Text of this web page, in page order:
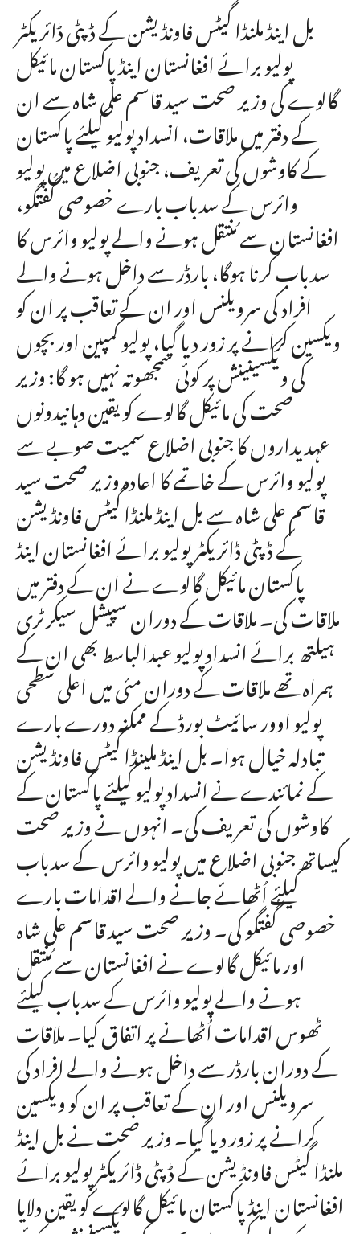
بل اینڈ ملنڈا گیٹس فاونڈیشن کے ڈپٹی ڈائریکٹر
پولیو برائے افغانستان اینڈ پاکستان مائیکل
گالوے کی وزیر صحت سید قاسم علی شاہ سے ان
کے دفتر میں ملاقات، انسداد پولیو کیلئے پاکستان
کے کاوشوں کی تعریف، جنوبی اضلاع میں پولیو
وائرس کے سدباب بارے خصوصی گُفتگو،
افغانستان سے مُنتقل ہونے والے پولیو وائرس کا
سدباب کرنا ہوگا، بارڈر سے داخل ہونے والے
افراد کی سرویلنس اور ان کے تعاقب پر ان کو
ویکسین کرانے پر زور دیا گیا، پولیو کمپین اور بچوں
کی ویکسینینش پر کوئی سمجھوتہ نہیں ہو گا: وزیر
صحت کی مائیکل گالوے کو یقین دہانیدونوں
عہدیداروں کا جنوبی اضلاع سمیت صوبے سے
پولیو وائرس کے خاتمے کا اعادہ وزیر صحت سید
قاسم علی شاہ سے بل اینڈ ملنڈا گیٹس فاونڈیشن
کے ڈپٹی ڈائریکٹر پولیو برائے افغانستان اینڈ
پاکستان مائیکل گالوے نے ان کے دفتر میں
ملاقات کی۔ ملاقات کے دوران سپیشل سیکرٹری
ہیلتھ برائے انسداد پولیو عبدالباسط بھی ان کے
ہمراہ تھے ملاقات کے دوران مئی میں اعلی سطحی
پولیو اوور سائیٹ بورڈ کے ممکنہ دورے بارے
تبادلہ خیال ہوا۔ بل اینڈ ملینڈا گیٹس فاونڈیشن
کے نمائندے نے انسداد پولیو کیلئے پاکستان کے
کاوشوں کی تعریف کی۔ انہوں نے وزیر صحت
کیساتھ جنوبی اضلاع میں پولیو وائرس کے سدباب
کیلئے اُٹھائے جانے والے اقدامات بارے
خصوصی گُفتگو کی۔ وزیر صحت سید قاسم علی شاہ
اور مائیکل گالوے نے افغانستان سے مُنتقل
ہونے والے پولیو وائرس کے سدباب کیلئے
ٹھوس اقدامات اُٹھانے پر اتفاق کیا۔ ملاقات
کے دوران بارڈر سے داخل ہونے والے افراد کی
سرویلنس اور ان کے تعاقب پر ان کو ویکسین
کرانے پر زور دیا گیا۔ وزیر صحت نے بل اینڈ
ملنڈا گیٹس فاونڈیشن کے ڈپٹی ڈائریکٹر پولیو برائے
افغانستان اینڈ پاکستان مائیکل گالوے کو یقین دلایا